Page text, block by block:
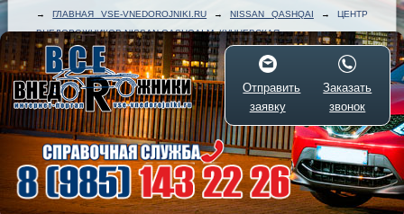
→ГЛАВНАЯ VSE-VNEDOROJNIKI.RU → NISSAN QASHQAI → ЦЕНТР
ВНЕДОРОЖНИКОВ NISSAN QASHQAI М. КУНЦЕВСКАЯ
Отправить
заявку
Заказать
звонок